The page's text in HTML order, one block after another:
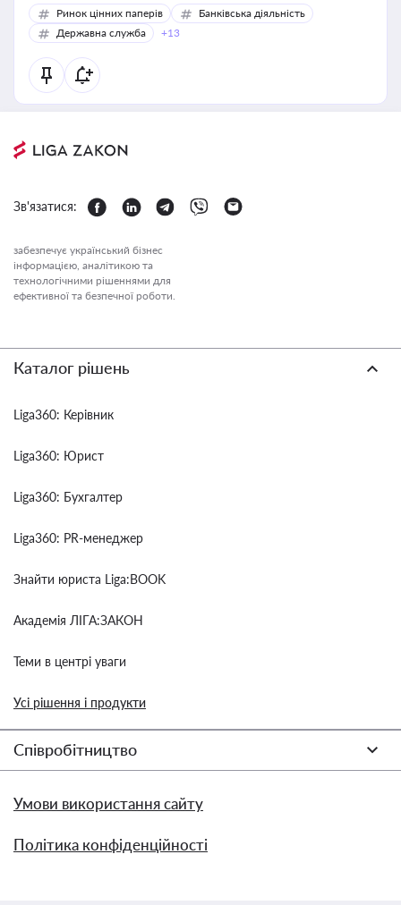
Ринок цінних паперів
Банківська діяльність
Державна служба
+13
Зв'язатися:
забезпечує український бізнес
інформацією, аналітикою та
технологічними рішеннями для
ефективної та безпечної роботи.
Каталог рішень
Liga360: Керівник
Liga360: Юрист
Liga360: Бухгалтер
Liga360: PR-менеджер
Знайти юриста Liga:BOOK
Академія ЛІГА:ЗАКОН
Теми в центрі уваги
Усі рішення і продукти
Співробітництво
Умови використання сайту
Політика конфіденційності